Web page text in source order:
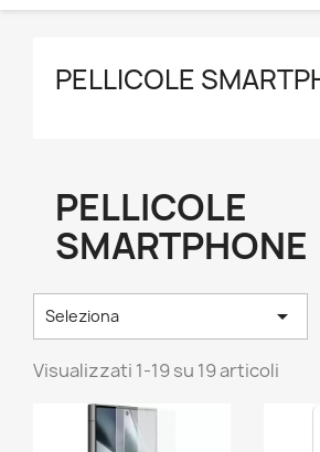
PELLICOLE
PELLICOLE
SMARTPHONE
Seleziona 
Visualizzati 1-19 su 19 articoli